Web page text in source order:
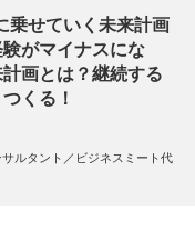
乗せていく未来計画
がマイナスにな
画とは？継続する
くる！
ルタント／ビジネスミート代